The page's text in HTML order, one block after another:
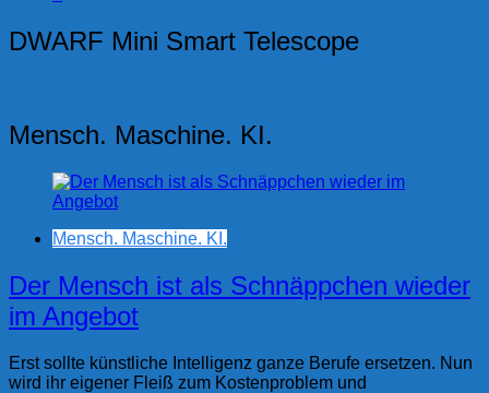
DWARF Mini Smart Telescope
Mensch. Maschine. KI.
Mensch. Maschine. KI.
Der Mensch ist als Schnäppchen wieder
im Angebot
Erst sollte künstliche Intelligenz ganze Berufe ersetzen. Nun
wird ihr eigener Fleiß zum Kostenproblem und